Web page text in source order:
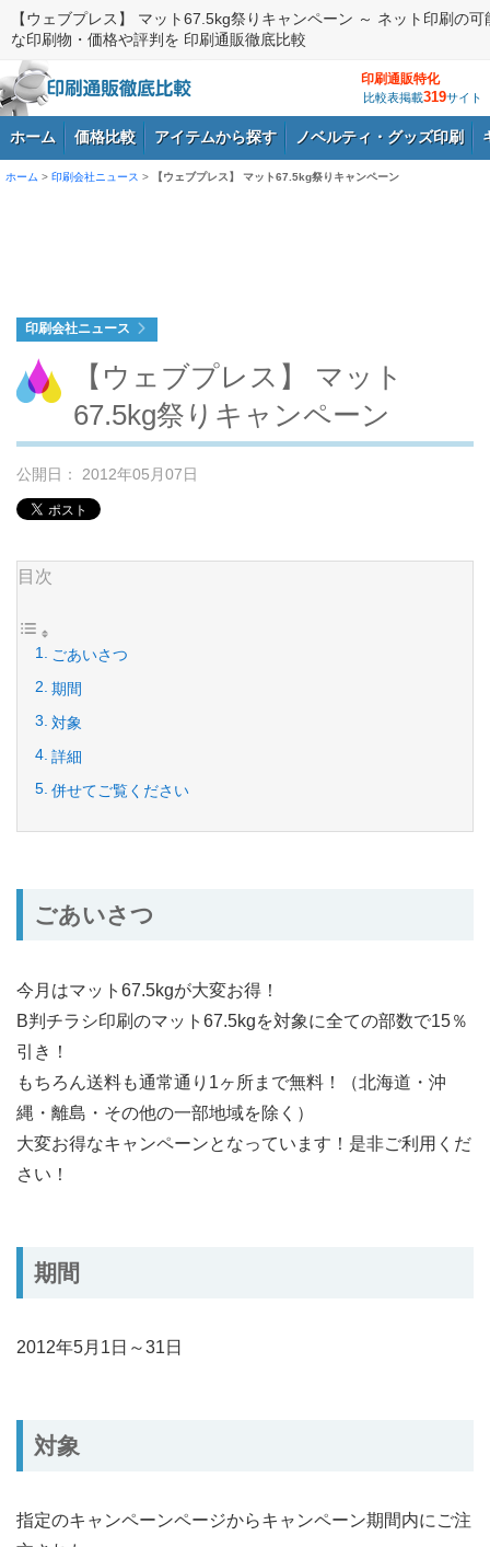
【ウェブプレス】 マット67.5kg祭りキャンペーン ～ ネット印刷の可
な印刷物・価格や評判を 印刷通販徹底比較
印刷通販特化
比較表掲載319サイト
ホーム 価格比較 アイテムから探す ノベルティ・グッズ印刷
ホーム > 印刷会社ニュース > 【ウェブプレス】 マット67.5kg祭りキャンペーン
印刷会社ニュース
【ウェブプレス】 マット
67.5kg祭りキャンペーン
公開日： 2012年05月07日
目次
ごあいさつ
期間
対象
詳細
併せてご覧ください
ごあいさつ
今月はマット67.5kgが大変お得！
B判チラシ印刷のマット67.5kgを対象に全ての部数で15％
引き！
もちろん送料も通常通り1ヶ所まで無料！（北海道・沖
縄・離島・その他の一部地域を除く）
大変お得なキャンペーンとなっています！是非ご利用くだ
さい！
期間
2012年5月1日～31日
対象
指定のキャンペーンページからキャンペーン期間内にご注